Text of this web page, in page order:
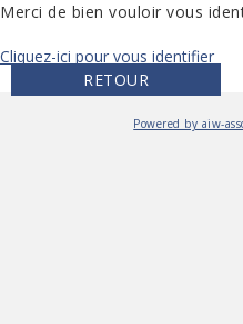
Merci de bien vouloir vous
Cliquez-ici pour vous identifier
RETOUR
Powered by aiw-